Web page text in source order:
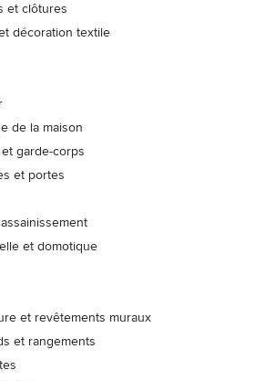
et clôtures
décoration textile
de la maison
garde-corps
et portes
et domotique
et revêtements muraux
et rangements